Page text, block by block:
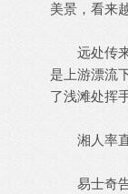
美景，看来
远处传来
是上游漂流
了浅滩处挥
湘人率直
易士奇告